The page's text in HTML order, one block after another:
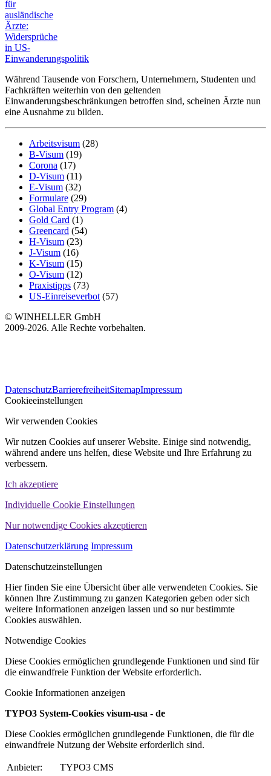
Während Tausende von Forschern, Unternehmern, Studenten und
Fachkräften weiterhin von den geltenden
Einwanderungsbeschränkungen betroffen sind, scheinen Ärzte nun
eine Ausnahme zu bilden.
Arbeitsvisum (28)
B-Visum (19)
Corona (17)
D-Visum (11)
E-Visum (32)
Formulare (29)
Global Entry Program (4)
Gold Card (1)
Greencard (54)
H-Visum (23)
J-Visum (16)
K-Visum (15)
O-Visum (12)
Praxistipps (73)
US-Einreiseverbot (57)
© WINHELLER GmbH
2009-2026. Alle Rechte vorbehalten.
WINHELLER GmbH
DatenschutzBarrierefreiheitSitemapImpressum
Cookieeinstellungen
Wir verwenden Cookies
Wir nutzen Cookies auf unserer Website. Einige sind notwendig,
während andere uns helfen, diese Website und Ihre Erfahrung zu
verbessern.
Ich akzeptiere
Individuelle Cookie Einstellungen
Nur notwendige Cookies akzeptieren
Datenschutzerklärung Impressum
Datenschutzeinstellungen
Hier finden Sie eine Übersicht über alle verwendeten Cookies. Sie
können Ihre Zustimmung zu ganzen Kategorien geben oder sich
weitere Informationen anzeigen lassen und so nur bestimmte
Cookies auswählen.
Notwendige Cookies
Diese Cookies ermöglichen grundlegende Funktionen und sind für
die einwandfreie Funktion der Website erforderlich.
Cookie Informationen anzeigen
TYPO3 System-Cookies visum-usa - de
Diese Cookies ermöglichen grundlegende Funktionen, die für die
einwandfreie Nutzung der Website erforderlich sind.
Anbieter:
TYPO3 CMS